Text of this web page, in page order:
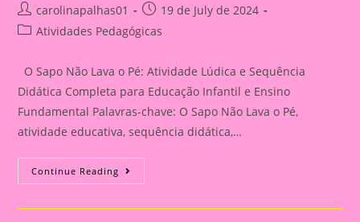
Post
author:
carolinapalhas01
Post
published:
19 de July de 2024
PostAtividades Pedagógicas
O Sapo Não Lava o Pé: Atividade Lúdica e Sequência
Didática Completa para Educação Infantil e Ensino
Fundamental Palavras-chave: O Sapo Não Lava o Pé,
atividade educativa, sequência didática,…
Continue Reading Torne
O
Divertido: